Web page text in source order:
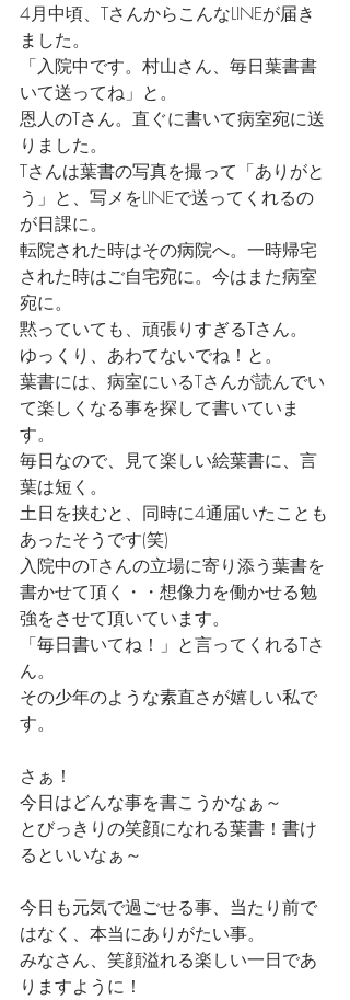
4月中頃、TさんからこんなLINEが届き
ました。
「入院中です。村山さん、毎日葉書書
いて送ってね」と。
恩人のTさん。直ぐに書いて病室宛に送
りました。
Tさんは葉書の写真を撮って「ありがと
う」と、写メをLINEで送ってくれるの
が日課に。
転院された時はその病院へ。一時帰宅
された時はご自宅宛に。今はまた病室
宛に。
黙っていても、頑張りすぎるTさん。
ゆっくり、あわてないでね！と。
葉書には、病室にいるTさんが読んでい
て楽しくなる事を探して書いていま
す。
毎日なので、見て楽しい絵葉書に、言
葉は短く。
土日を挟むと、同時に4通届いたことも
あったそうです(笑)
入院中のTさんの立場に寄り添う葉書を
書かせて頂く・・想像力を働かせる勉
強をさせて頂いています。
「毎日書いてね！」と言ってくれるTさ
ん。
その少年のような素直さが嬉しい私で
す。
さぁ！
今日はどんな事を書こうかなぁ～
とびっきりの笑顔になれる葉書！書け
るといいなぁ～
今日も元気で過ごせる事、当たり前で
はなく、本当にありがたい事。
みなさん、笑顔溢れる楽しい一日であ
りますように！